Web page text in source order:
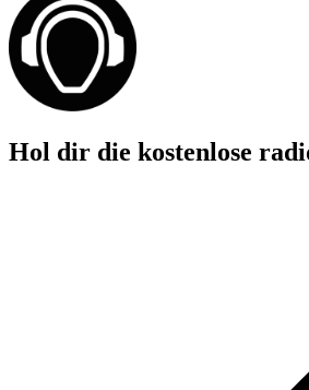
Hol dir die kostenlose